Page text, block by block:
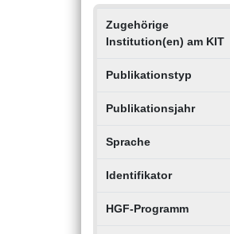
Zugehörige
Institution(en) am KIT
Publikationstyp
Publikationsjahr
Sprache
Identifikator
HGF-Programm